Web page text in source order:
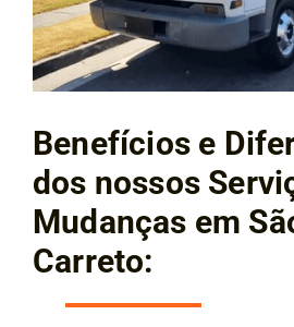
Benefícios e
dos nossos
Mudanças em
Carreto: